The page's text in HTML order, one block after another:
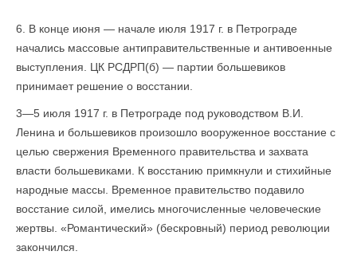
6. В конце июня — начале июля 1917 г. в Петрограде
начались массовые антиправительственные и антивоенные
выступления. ЦК РСДРП(б) — партии большевиков
принимает решение о восстании.
3—5 июля 1917 г. в Петрограде под руководством В.И.
Ленина и большевиков произошло вооруженное восстание с
целью свержения Временного правительства и захвата
власти большевиками. К восстанию примкнули и стихийные
народные массы. Временное правительство подавило
восстание силой, имелись многочисленные человеческие
жертвы. «Романтический» (бескровный) период революции
закончился.